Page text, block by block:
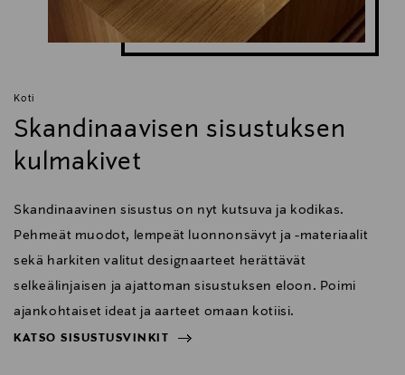
Koti
Skandinaavisen sisustuksen
kulmakivet
Skandinaavinen sisustus on nyt kutsuva ja kodikas.
Pehmeät muodot, lempeät luonnonsävyt ja -materiaalit
sekä harkiten valitut designaarteet herättävät
selkeälinjaisen ja ajattoman sisustuksen eloon. Poimi
ajankohtaiset ideat ja aarteet omaan kotiisi.
KATSO SISUSTUSVINKIT